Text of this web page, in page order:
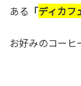
ある 「ディカフ
お好みのコー